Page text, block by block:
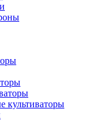
культиваторы